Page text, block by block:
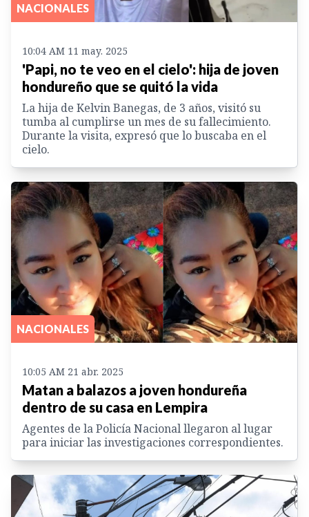
NACIONALES
10:04 AM 11 may. 2025
'Papi, no te veo en el cielo': hija de joven
hondureño que se quitó la vida
La hija de Kelvin Banegas, de 3 años, visitó su
tumba al cumplirse un mes de su fallecimiento.
Durante la visita, expresó que lo buscaba en el
cielo.
NACIONALES
10:05 AM 21 abr. 2025
Matan a balazos a joven hondureña
dentro de su casa en Lempira
Agentes de la Policía Nacional llegaron al lugar
para iniciar las investigaciones correspondientes.